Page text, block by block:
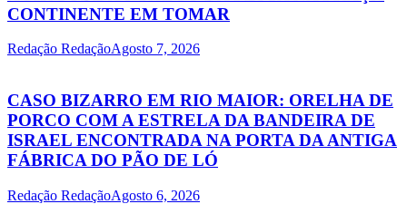
CONTINENTE EM TOMAR
Redação RedaçãoAgosto 7, 2026
CASO BIZARRO EM RIO MAIOR: ORELHA DE
PORCO COM A ESTRELA DA BANDEIRA DE
ISRAEL ENCONTRADA NA PORTA DA ANTIGA
FÁBRICA DO PÃO DE LÓ
Redação RedaçãoAgosto 6, 2026